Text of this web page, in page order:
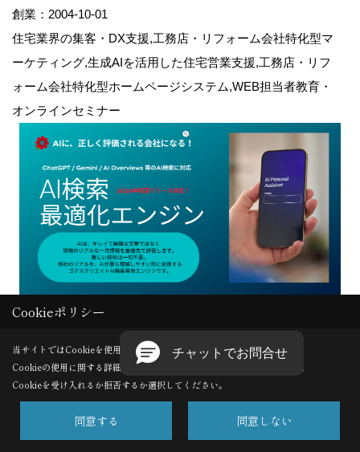
創業：2004-10-01
住宅業界の集客・DX支援,工務店・リフォーム会社特化型マ
ーケティング,生成AIを活用した住宅営業支援,工務店・リフ
ォーム会社特化型ホームページシステム,WEB担当者教育・
オンラインセミナー
Copyright (c) GODDESS CREATE. All Rights Reserved.
Produced byゴデスクリエイト
Cookieポリシー
当サイトではCookieを使用します。
Cookieの使用に関する詳細は 「プライバシーポリシー
」をご覧ください。
Cookieを受け入れるか拒否するか選択してください。
同意する 同意しない